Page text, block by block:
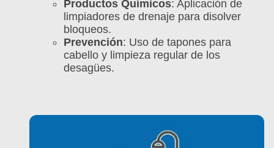
Productos Químicos: Aplicación de
limpiadores de drenaje para disolver
bloqueos.
Prevención: Uso de tapones para
cabello y limpieza regular de los
desagües.